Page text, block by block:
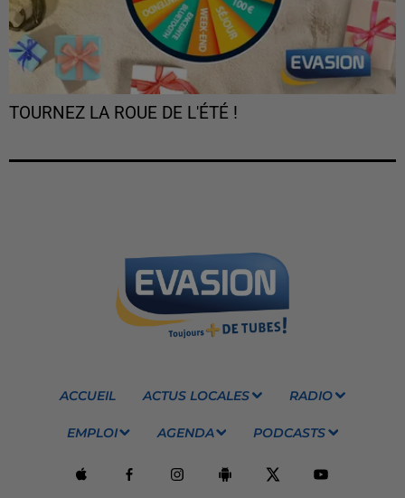
TOURNEZ LA ROUE DE L'ÉTÉ !
ACCUEIL ACTUS LOCALES RADIO
EMPLOI AGENDA PODCASTS